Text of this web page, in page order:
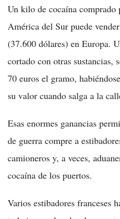
Un kilo de cocaína comprado
América del Sur puede
(37.600 dólares) en Europa.
cortado con otras sustancias,
70 euros el gramo,
su valor cuando salga a la
Esas enormes ganancias
de guerra compre a
camioneros y, a veces,
cocaína de los puertos.
Varios estibadores franceses